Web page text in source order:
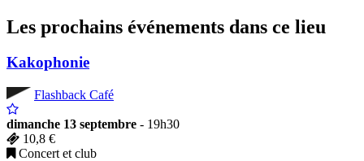
Les prochains événements dans ce lieu
Kakophonie
Flashback Café
dimanche 13 septembre - 19h30
10,8 €
Concert et club